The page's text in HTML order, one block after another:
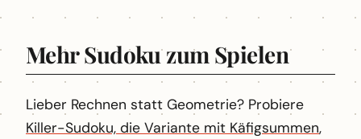
Mehr Sudoku zum Spielen
Lieber Rechnen statt Geometrie? Probiere
Killer-Sudoku, die Variante mit Käfigsummen,